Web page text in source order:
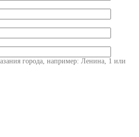
города, например: Ленина, 1 или